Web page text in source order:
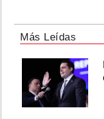
Más Leídas